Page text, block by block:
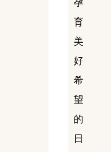
孕
育
美
好
希
望
的
日